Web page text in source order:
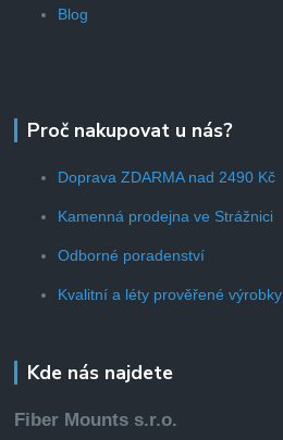
Blog
Proč nakupovat u nás?
Doprava ZDARMA nad 2490 Kč
Kamenná prodejna ve Strážnici
Odborné poradenství
Kvalitní a léty prověřené výrobky
Kde nás najdete
Fiber Mounts s.r.o.